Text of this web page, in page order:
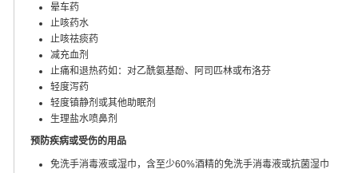
晕车药
止咳药水
止咳祛痰药
减充血剂
止痛和退热药如：对乙酰氨基酚、阿司匹林或布洛芬
轻度泻药
轻度镇静剂或其他助眠剂
生理盐水喷鼻剂
预防疾病或受伤的用品
免洗手消毒液或湿巾，含至少60%酒精的免洗手消毒液或抗菌湿巾